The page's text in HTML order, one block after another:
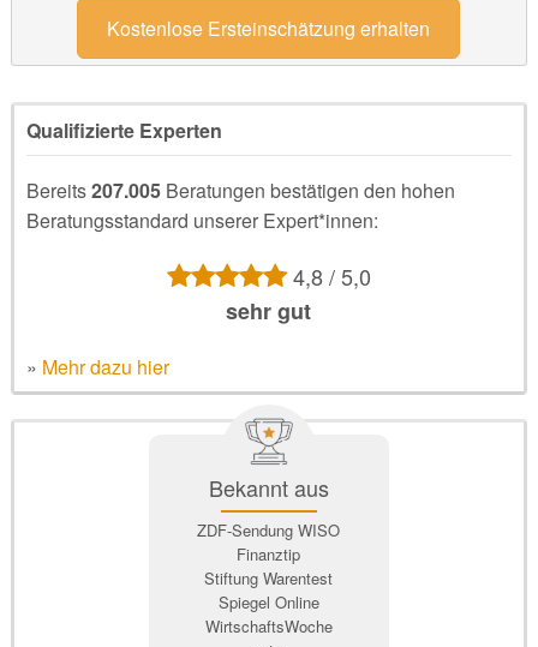
Kostenlose Ersteinschätzung erhalten
Qualifizierte Experten
Bereits207.005Beratungen bestätigen den hohen
Beratungsstandard unserer Expert*innen:
4,8 / 5,0
sehr gut
» Mehr dazu hier
Bekannt aus
ZDF-Sendung WISO
Finanztip
Stiftung Warentest
Spiegel Online
WirtschaftsWoche